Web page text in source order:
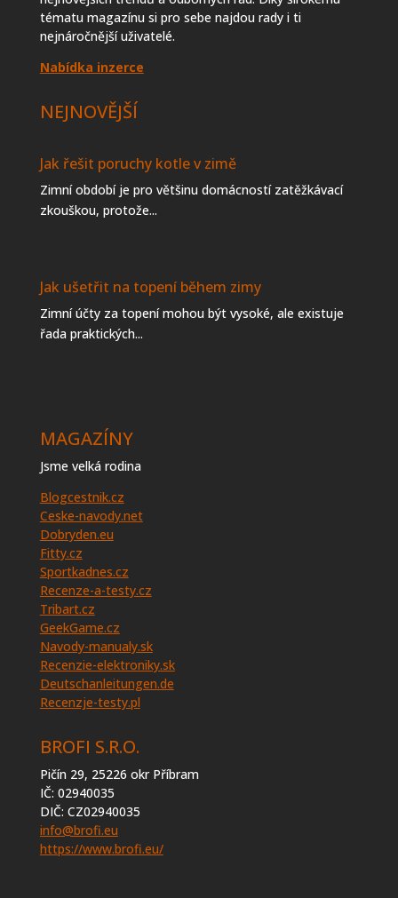
tématu magazínu si pro sebe najdou rady i ti
nejnáročnější uživatelé.
Nabídka inzerce
NEJNOVĚJŠÍ
Jak řešit poruchy kotle v zimě
Zimní období je pro většinu domácností zatěžkávací
zkouškou, protože...
Jak ušetřit na topení během zimy
Zimní účty za topení mohou být vysoké, ale existuje
řada praktických...
MAGAZÍNY
Jsme velká rodina
Blogcestnik.cz
Ceske-navody.net
Dobryden.eu
Fitty.cz
Sportkadnes.cz
Recenze-a-testy.cz
Tribart.cz
GeekGame.cz
Navody-manualy.sk
Recenzie-elektroniky.sk
Deutschanleitungen.de
Recenzje-testy.pl
BROFI S.R.O.
Pičín 29, 25226 okr Příbram
IČ: 02940035
DIČ: CZ02940035
info@brofi.eu
https://www.brofi.eu/